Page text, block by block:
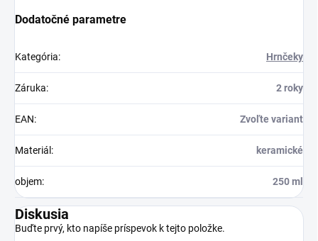
Dodatočné parametre
Kategória: Hrnčeky
Záruka: 2 roky
EAN: Zvoľte variant
Materiál : keramické
objem: 250 ml
Diskusia
Buďte prvý, kto napíše príspevok k tejto položke.